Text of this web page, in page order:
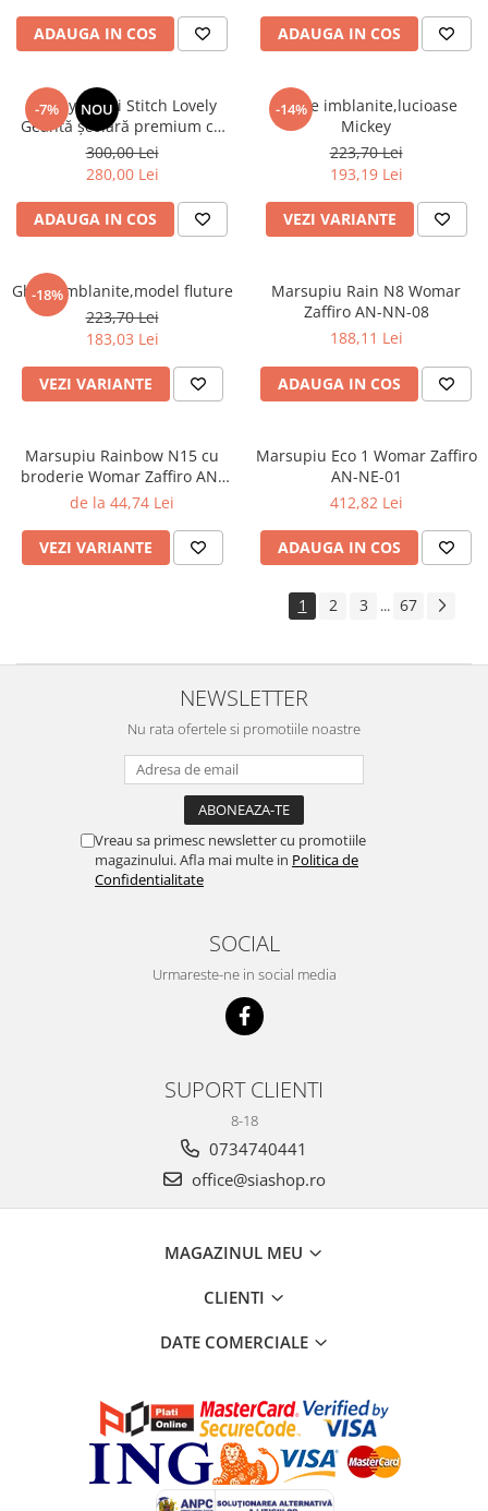
ADAUGA IN COS ADAUGA IN COS
-7% NOU
Disney Lilo și Stitch Lovely
Geantă școlară premium cu
roți, 44 cm
300,00 Lei
280,00 Lei
ADAUGA IN COS
-14%
Ghete imblanite,lucioase
Mickey
223,70 Lei
193,19 Lei
VEZI VARIANTE
-18%
Ghete imblanite,model fluture
223,70 Lei
183,03 Lei
VEZI VARIANTE
Marsupiu Rain N8 Womar
Zaffiro AN-NN-08
188,11 Lei
ADAUGA IN COS
Marsupiu Rainbow N15 cu
broderie Womar Zaffiro AN-
NZ-15E
de la 44,74 Lei
VEZI VARIANTE
Marsupiu Eco 1 Womar Zaffiro
AN-NE-01
412,82 Lei
ADAUGA IN COS
1 2 3 ... 67
NEWSLETTER
Nu rata ofertele si promotiile noastre
Vreau sa primesc newsletter cu promotiile
magazinului. Afla mai multe in Politica de
Confidentialitate
SOCIAL
Urmareste-ne in social media
SUPORT CLIENTI
8-18
0734740441
office@siashop.ro
MAGAZINUL MEU
CLIENTI
DATE COMERCIALE